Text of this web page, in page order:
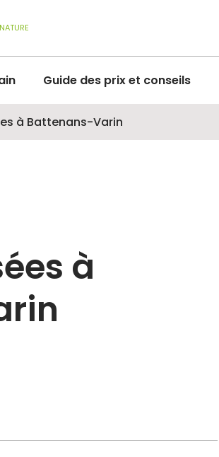
Guide des prix et conseils
à Battenans-Varin
à